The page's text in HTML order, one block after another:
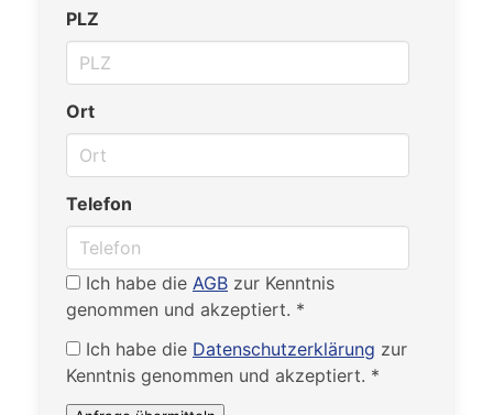
PLZ
Ort
Telefon
Ich habe die AGB zur Kenntnis
genommen und akzeptiert. *
Ich habe die Datenschutzerklärung zur
Kenntnis genommen und akzeptiert. *